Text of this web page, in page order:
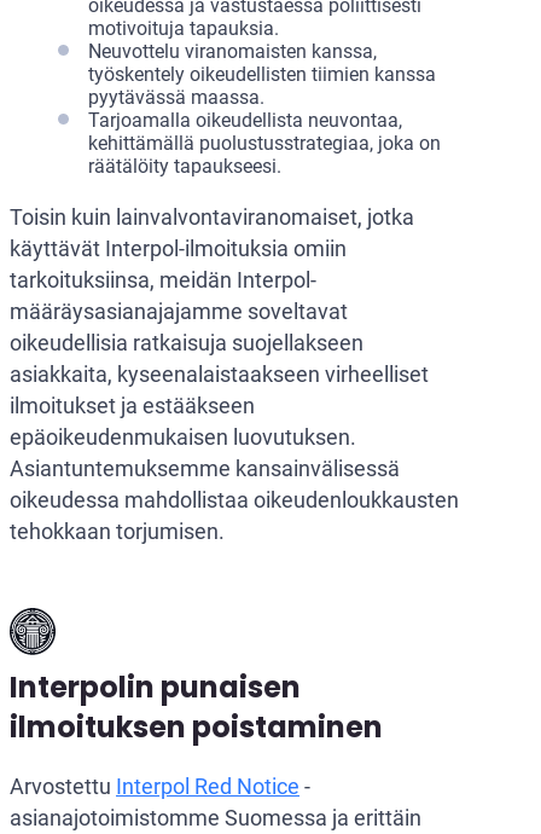
oikeudessa ja vastustaessa poliittisesti
motivoituja tapauksia.
Neuvottelu viranomaisten kanssa,
työskentely oikeudellisten tiimien kanssa
pyytävässä maassa.
Tarjoamalla oikeudellista neuvontaa,
kehittämällä puolustusstrategiaa, joka on
räätälöity tapaukseesi.
Toisin kuin lainvalvontaviranomaiset, jotka
käyttävät Interpol-ilmoituksia omiin
tarkoituksiinsa, meidän Interpol-
määräysasianajajamme soveltavat
oikeudellisia ratkaisuja suojellakseen
asiakkaita, kyseenalaistaakseen virheelliset
ilmoitukset ja estääkseen
epäoikeudenmukaisen luovutuksen.
Asiantuntemuksemme kansainvälisessä
oikeudessa mahdollistaa oikeudenloukkausten
tehokkaan torjumisen.
Interpolin punaisen
ilmoituksen poistaminen
Arvostettu Interpol Red Notice -
asianajotoimistomme Suomessa ja erittäin